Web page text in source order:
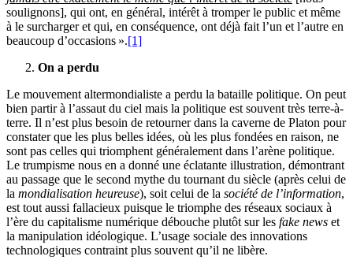
soulignons], qui ont, en général, intérêt à tromper le public et même
à le surcharger et qui, en conséquence, ont déjà fait l’un et l’autre en
beaucoup d’occasions ».[1]
On a perdu
Le mouvement altermondialiste a perdu la bataille politique. On peut
bien partir à l’assaut du ciel mais la politique est souvent très terre-à-
terre. Il n’est plus besoin de retourner dans la caverne de Platon pour
constater que les plus belles idées, où les plus fondées en raison, ne
sont pas celles qui triomphent généralement dans l’arène politique.
Le trumpisme nous en a donné une éclatante illustration, démontrant
au passage que le second mythe du tournant du siècle (après celui de
la mondialisation heureuse), soit celui de la société de l’information,
est tout aussi fallacieux puisque le triomphe des réseaux sociaux à
l’ère du capitalisme numérique débouche plutôt sur les fake news et
la manipulation idéologique. L’usage sociale des innovations
technologiques contraint plus souvent qu’il ne libère.